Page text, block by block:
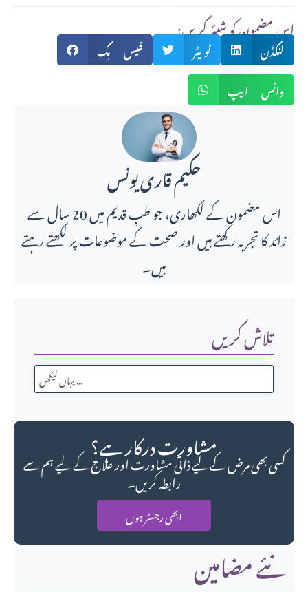
تلاش کریں
مشاورت درکار ہے؟
کسی بھی مرض کے لیے ذاتی مشاورت اور علاج کے لیے ہم سے
رابطہ کریں۔
ابھی رجسٹر ہوں
نئے مضامین
:اس مضمون کو شیئر کریں
فیس بک ٹویٹر
لنکڈن
واٹس ایپ
حکیم قاری یونس
اس مضمون کے لکھاری، جو طبِ قدیم میں 20 سال سے
زائد کا تجربہ رکھتے ہیں اور صحت کے موضوعات پر لکھتے رہتے
ہیں۔